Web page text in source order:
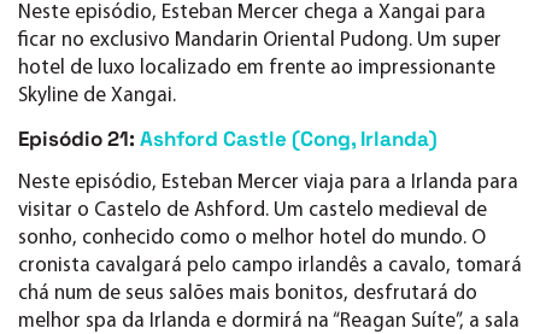
Neste episódio, Esteban Mercer chega a Xangai para
ficar no exclusivo Mandarin Oriental Pudong. Um super
hotel de luxo localizado em frente ao impressionante
Skyline de Xangai.
Episódio 21: Ashford Castle (Cong, Irlanda)
Neste episódio, Esteban Mercer viaja para a Irlanda para
visitar o Castelo de Ashford. Um castelo medieval de
sonho, conhecido como o melhor hotel do mundo. O
cronista cavalgará pelo campo irlandês a cavalo, tomará
chá num de seus salões mais bonitos, desfrutará do
melhor spa da Irlanda e dormirá na “Reagan Suíte”, a sala